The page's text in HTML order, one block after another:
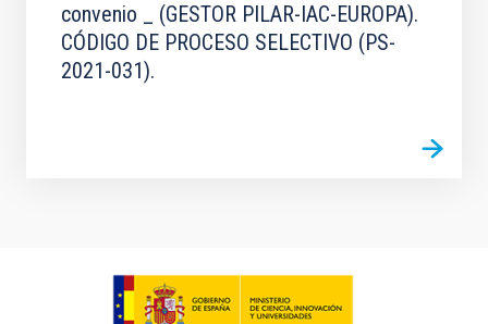
convenio _ (GESTOR PILAR-IAC-EUROPA).
CÓDIGO DE PROCESO SELECTIVO (PS-
2021-031).